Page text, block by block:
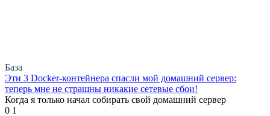
База
Эти 3 Docker-контейнера спасли мой домашний сервер:
теперь мне не страшны никакие сетевые сбои!
Когда я только начал собирать свой домашний сервер
0 1